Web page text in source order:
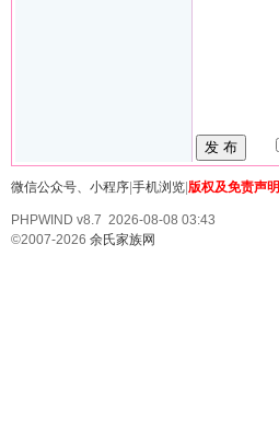
发 布
微信公众号、小程序 手机浏览 版权及免责声明
PHPWIND v8.7 2026-08-08 03:43
©2007-2026 余氏家族网